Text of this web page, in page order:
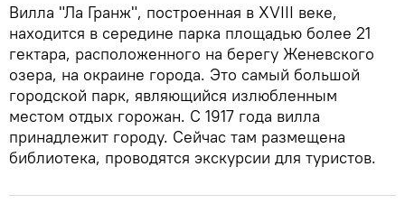
Вилла "Ла Гранж", построенная в XVIII веке,
находится в середине парка площадью более 21
гектара, расположенного на берегу Женевского
озера, на окраине города. Это самый большой
городской парк, являющийся излюбленным
местом отдых горожан. С 1917 года вилла
принадлежит городу. Сейчас там размещена
библиотека, проводятся экскурсии для туристов.